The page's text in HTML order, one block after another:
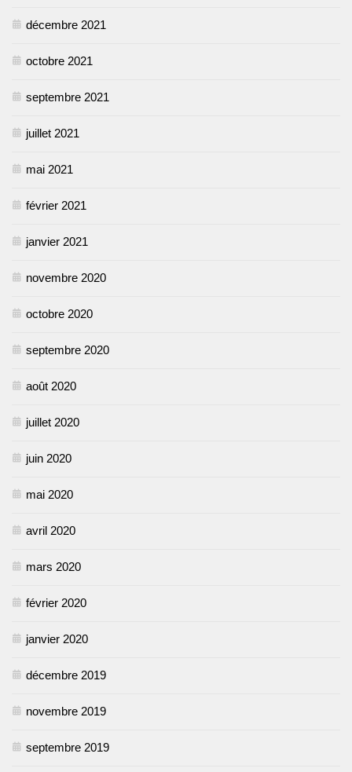
décembre 2021
octobre 2021
septembre 2021
juillet 2021
mai 2021
février 2021
janvier 2021
novembre 2020
octobre 2020
septembre 2020
août 2020
juillet 2020
juin 2020
mai 2020
avril 2020
mars 2020
février 2020
janvier 2020
décembre 2019
novembre 2019
septembre 2019